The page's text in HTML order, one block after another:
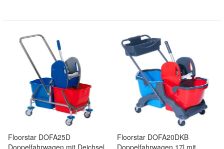
Floorstar DOFA25D
Doppelfahrwagen mit Deichsel
Floorstar DOFA20DKB
Doppelfahrwagen 17l mit